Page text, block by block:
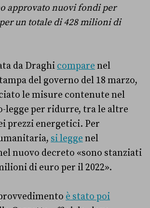
approvato nuovi fondi per
un totale di 428 milioni di
da Draghi compare nel
del governo del 18 marzo,
le misure contenute nel
legge per ridurre, tra le altre
prezzi energetici. Per
si legge nel
nuovo decreto «sono stanziati
di euro per il 2022».
è stato poi